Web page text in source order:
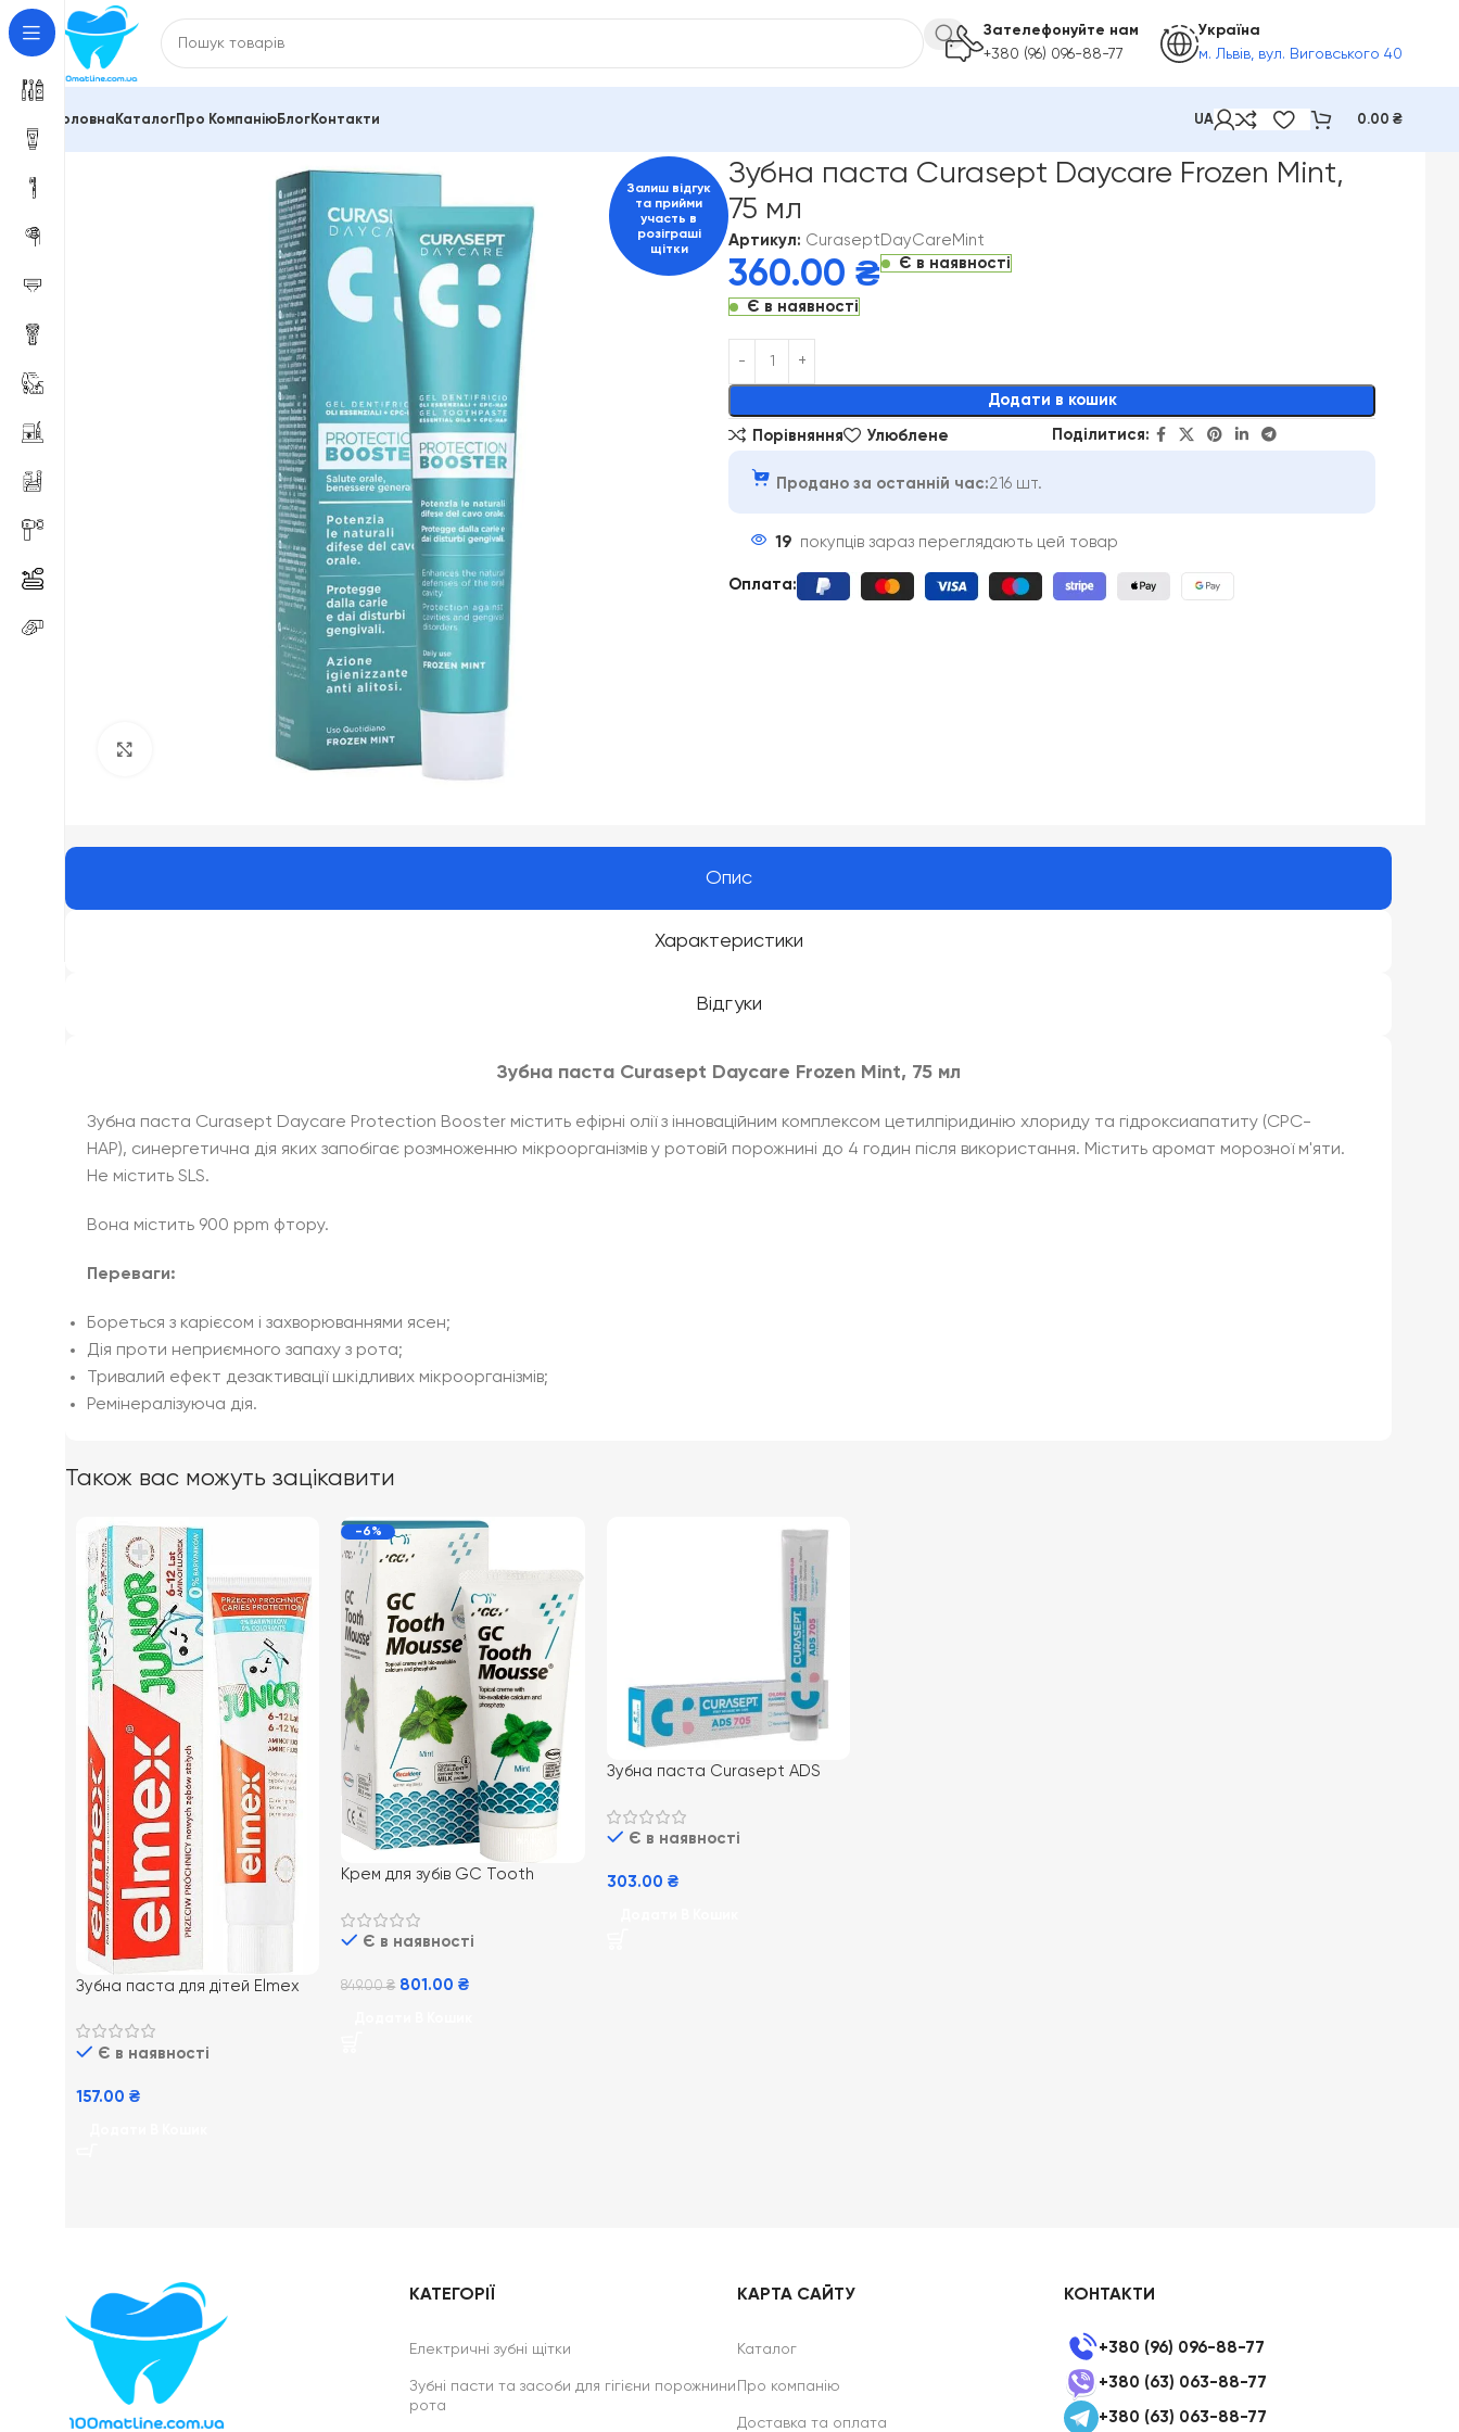
Зателефонуйте нам
+380 (96) 096-88-77
Україна
м. Львів, вул. Виговського 40
Головна КаталогПро КомпаніюБлогКонтакти UA 0.00 ₴
Залиш відгук
та прийми
участь в
розіграші
щітки
Зубна паста Curasept Daycare Frozen Mint,
75 мл
Артикул: CuraseptDayCareMint
360.00 ₴ Є в наявності
Є в наявності
Додати в кошик
Alternative:
Порівняння Улюблене Поділитися:
Продано за останній час:216 шт.
19 покупців зараз переглядають цей товар
Оплата:
Опис
Характеристики
Відгуки
Зубна паста Curasept Daycare Frozen Mint, 75 мл
Зубна паста Curasept Daycare Protection Booster містить ефірні олії з інноваційним комплексом цетилпіридинію хлориду та гідроксиапатиту (CPC-
HAP), синергетична дія яких запобігає розмноженню мікроорганізмів у ротовій порожнині до 4 годин після використання. Містить аромат морозної м'яти.
Не містить SLS.
Вона містить 900 ppm фтору.
Переваги:
Бореться з карієсом і захворюваннями ясен;
Дія проти неприємного запаху з рота;
Тривалий ефект дезактивації шкідливих мікроорганізмів;
Ремінералізуюча дія.
Також вас можуть зацікавити
Зубна паста для дітей Elmex
Є в наявності
157.00 ₴
-6%
Крем для зубiв GC Tooth
Є в наявності
849.00₴ 801.00₴
Зубна паста Curasept ADS
Є в наявності
303.00 ₴
КАТЕГОРІЇ
Електричні зубні щітки
Зубні пасти та засоби для гігієни порожнини
рота
КАРТА САЙТУ
Каталог
Про компанію
Доставка та оплата
КОНТАКТИ
+380 (96) 096-88-77
+380 (63) 063-88-77
+380 (63) 063-88-77